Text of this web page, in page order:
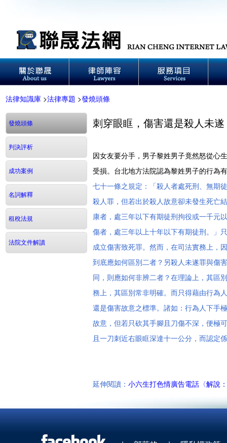
法律知識庫 >法律專題 >發燒頭條
發燒頭條
判決評析
成功案例
名詞解釋
租稅法規
法院文件解讀
刺穿眼眶，傷害還是殺人未
因女友要分手，男子黎姓男子竟然怒從心
受損。台北地方法院認為黎姓男子的行為
七十一條之規定：「殺人者處死刑、無期
殺人罪，但若出於殺人故意卻未發生死亡
康者，處三年以下有期徒刑拘役或一千元
傷者，處三年以上十年以下有期徒刑。」
成立傷害致死罪。然而，在司法實務上，
到底應如何區別二者？另殺人未遂罪與傷
同，則應如何非辨二者？在理論上，其區
務上，其區別常非明確。而只得藉由行為
還是傷害故意之標準。諸如：行為人下手
故意，但若只砍其手腳且刀傷不深，便極
且一刀刺近右眼眶深達十一公分，而認定
延伸閱讀： 小六生打色情廣告電話〈解說